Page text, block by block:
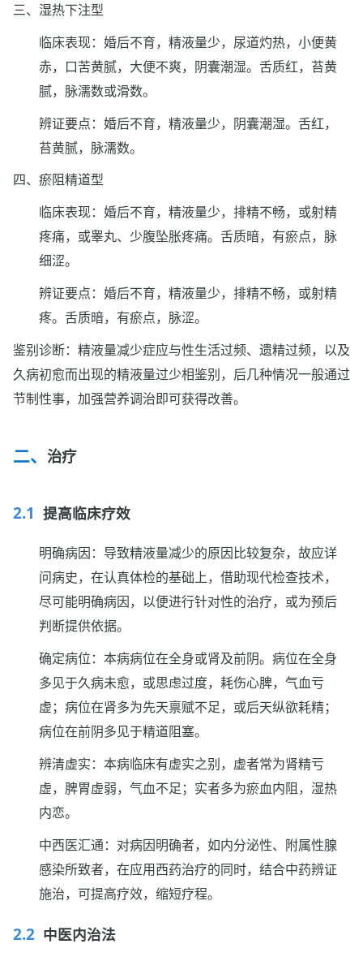
三、湿热下注型
临床表现：婚后不育，精液量少，尿道灼热，小便黄
赤，口苦黄腻，大便不爽，阴囊潮湿。舌质红，苔黄
腻，脉濡数或滑数。
辨证要点：婚后不育，精液量少，阴囊潮湿。舌红，
苔黄腻，脉濡数。
四、瘀阻精道型
临床表现：婚后不育，精液量少，排精不畅，或射精
疼痛，或睾丸、少腹坠胀疼痛。舌质暗，有瘀点，脉
细涩。
辨证要点：婚后不育，精液量少，排精不畅，或射精
疼。舌质暗，有瘀点，脉涩。
鉴别诊断：精液量减少症应与性生活过频、遗精过频，以及
久病初愈而出现的精液量过少相鉴别，后几种情况一般通过
节制性事，加强营养调治即可获得改善。
治疗
提高临床疗效
明确病因：导致精液量减少的原因比较复杂，故应详
问病史，在认真体检的基础上，借助现代检查技术，
尽可能明确病因，以便进行针对性的治疗，或为预后
判断提供依据。
确定病位：本病病位在全身或肾及前阴。病位在全身
多见于久病未愈，或思虑过度，耗伤心脾，气血亏
虚；病位在肾多为先天禀赋不足，或后天纵欲耗精；
病位在前阴多见于精道阻塞。
辨清虚实：本病临床有虚实之别，虚者常为肾精亏
虚，脾胃虚弱，气血不足；实者多为瘀血内阻，湿热
内恋。
中西医汇通：对病因明确者，如内分泌性、附属性腺
感染所致者，在应用西药治疗的同时，结合中药辨证
施治，可提高疗效，缩短疗程。
中医内治法